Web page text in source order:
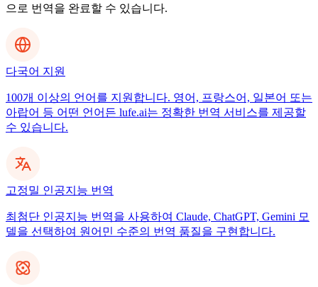
으로 번역을 완료할 수 있습니다.
다국어 지원
100개 이상의 언어를 지원합니다. 영어, 프랑스어, 일본어 또는
아랍어 등 어떤 언어든 lufe.ai는 정확한 번역 서비스를 제공할
수 있습니다.
고정밀 인공지능 번역
최첨단 인공지능 번역을 사용하여 Claude, ChatGPT, Gemini 모
델을 선택하여 원어민 수준의 번역 품질을 구현합니다.